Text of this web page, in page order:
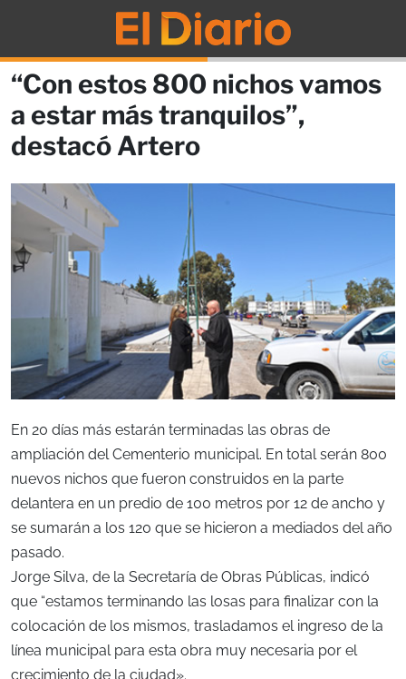
“Con estos 800 nichos vamos
a estar más tranquilos”,
destacó Artero
En 20 días más estarán terminadas las obras de
ampliación del Cementerio municipal. En total serán 800
nuevos nichos que fueron construidos en la parte
delantera en un predio de 100 metros por 12 de ancho y
se sumarán a los 120 que se hicieron a mediados del año
pasado.
Jorge Silva, de la Secretaría de Obras Públicas, indicó
que “estamos terminando las losas para finalizar con la
colocación de los mismos, trasladamos el ingreso de la
línea municipal para esta obra muy necesaria por el
crecimiento de la ciudad».